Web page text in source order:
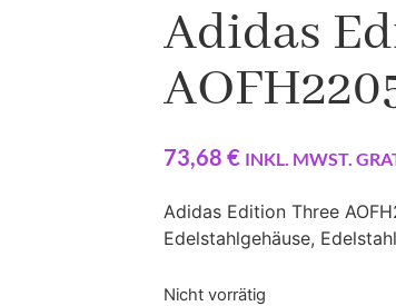
Adidas
73,68 € INKL. MWST.
Adidas Edition Three
Edelstahlgehäuse,
Nicht vorrätig